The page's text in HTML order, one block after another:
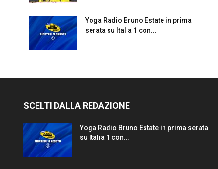
Yoga Radio Bruno Estate in prima
serata su Italia 1 con...
SCELTI DALLA REDAZIONE
Yoga Radio Bruno Estate in prima serata
su Italia 1 con...